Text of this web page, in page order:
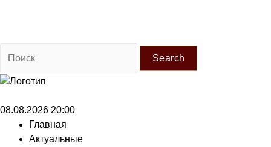
Search
08.08.2026 20:00
Главная
Актуальные